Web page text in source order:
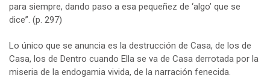
para siempre, dando paso a esa pequeñez de ‘algo’ que se
dice”. (p. 297)
Lo único que se anuncia es la destrucción de Casa, de los de
Casa, los de Dentro cuando Ella se va de Casa derrotada por la
miseria de la endogamia vivida, de la narración fenecida.